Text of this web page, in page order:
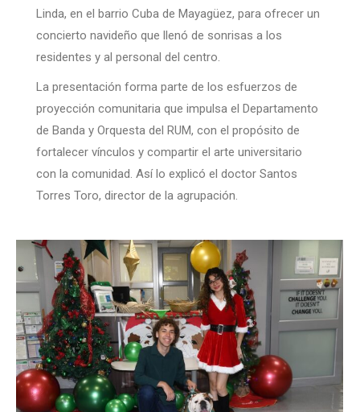
Linda, en el barrio Cuba de Mayagüez, para ofrecer un
concierto navideño que llenó de sonrisas a los
residentes y al personal del centro.
La presentación forma parte de los esfuerzos de
proyección comunitaria que impulsa el Departamento
de Banda y Orquesta del RUM, con el propósito de
fortalecer vínculos y compartir el arte universitario
con la comunidad. Así lo explicó el doctor Santos
Torres Toro, director de la agrupación.